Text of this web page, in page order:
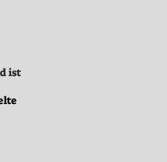
ist